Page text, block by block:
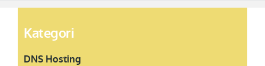
Kategori
DNS Hosting